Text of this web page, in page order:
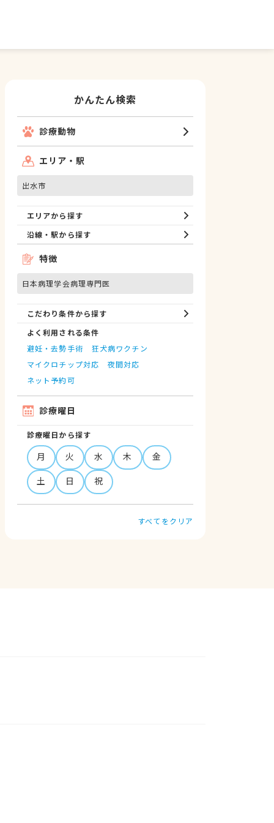
かんたん検索
診療動物
エリア・駅
出水市
エリアから探す
沿線・駅から探す
特徴
日本病理学会病理専門医
こだわり条件から探す
よく利用される条件
避妊・去勢手術
狂犬病ワクチン
マイクロチップ対応
夜間対応
ネット予約可
診療曜日
診療曜日から探す
月 火 水 木
金
土
日 祝
すべてをクリア